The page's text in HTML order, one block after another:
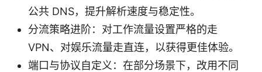
公共 DNS，提升解析速度与稳定性。
分流策略进阶：对工作流量设置严格的走
VPN、对娱乐流量走直连，以获得更佳体验。
端口与协议自定义：在部分场景下，改用不同